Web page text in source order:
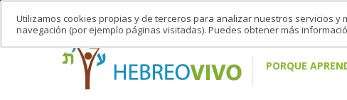
PORQUE
Utilizamos cookies propias y de terceros para analizar nuestros servicios
navegación (por ejemplo páginas visitadas). Puedes obtener más